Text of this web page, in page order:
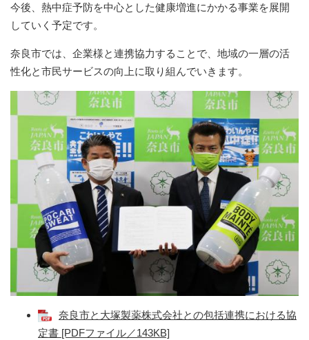
今後、熱中症予防を中心とした健康増進にかかる事業を展開
していく予定です。
奈良市では、企業様と連携協力することで、地域の一層の活
性化と市民サービスの向上に取り組んでいきます。
奈良市と大塚製薬株式会社との包括連携における協
定書 [PDFファイル／143KB]